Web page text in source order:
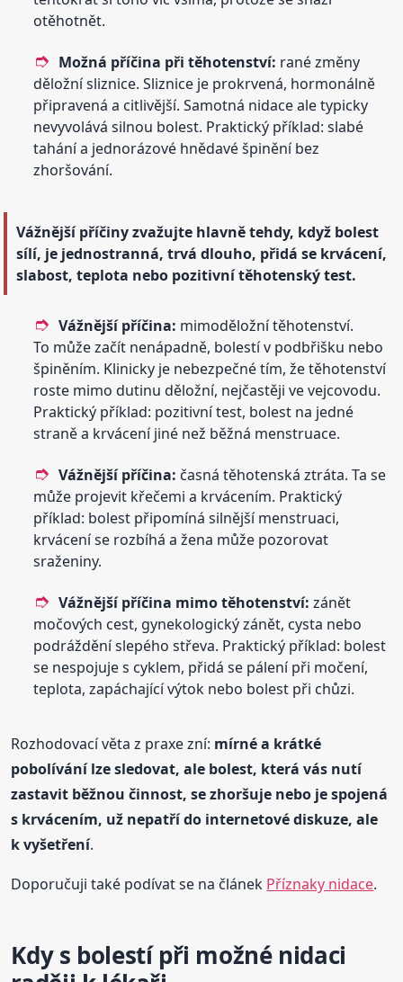
otěhotnět.
Možná příčina při těhotenství: rané změny
děložní sliznice. Sliznice je prokrvená, hormonálně
připravená a citlivější. Samotná nidace ale typicky
nevyvolává silnou bolest. Praktický příklad: slabé
tahání a jednorázové hnědavé špinění bez
zhoršování.
Vážnější příčiny zvažujte hlavně tehdy, když bolest
sílí, je jednostranná, trvá dlouho, přidá se krvácení,
slabost, teplota nebo pozitivní těhotenský test.
Vážnější příčina: mimoděložní těhotenství.
To může začít nenápadně, bolestí v podbřišku nebo
špiněním. Klinicky je nebezpečné tím, že těhotenství
roste mimo dutinu děložní, nejčastěji ve vejcovodu.
Praktický příklad: pozitivní test, bolest na jedné
straně a krvácení jiné než běžná menstruace.
Vážnější příčina: časná těhotenská ztráta. Ta se
může projevit křečemi a krvácením. Praktický
příklad: bolest připomíná silnější menstruaci,
krvácení se rozbíhá a žena může pozorovat
sraženiny.
Vážnější příčina mimo těhotenství: zánět
močových cest, gynekologický zánět, cysta nebo
podráždění slepého střeva. Praktický příklad: bolest
se nespojuje s cyklem, přidá se pálení při močení,
teplota, zapáchající výtok nebo bolest při chůzi.
Rozhodovací věta z praxe zní: mírné a krátké
pobolívání lze sledovat, ale bolest, která vás nutí
zastavit běžnou činnost, se zhoršuje nebo je spojená
s krvácením, už nepatří do internetové diskuze, ale
k vyšetření.
Doporučuji také podívat se na článek Příznaky nidace.
Kdy s bolestí při možné nidaci